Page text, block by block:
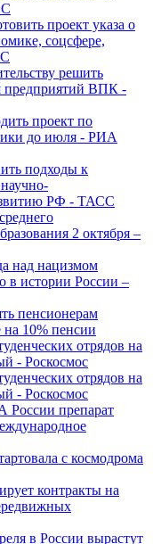
проект указа о
соцсфере,
решить
предприятий ВПК -
проект по
до июля - РИА
подходы к
РФ - ТАСС
2 октября –
над нацизмом
в истории России –
пенсионерам
10% пенсии
отрядов на
- Роскосмос
отрядов на
- Роскосмос
препарат
с космодрома
контракты на
в России вырастут